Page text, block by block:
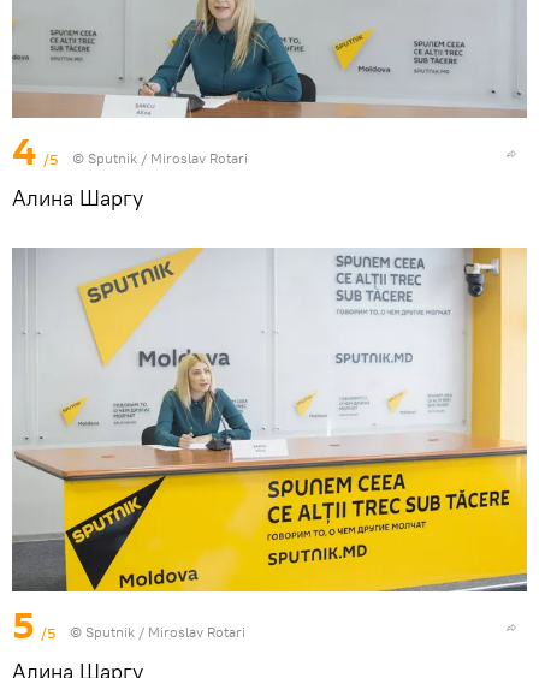
4 /5 © Sputnik / Miroslav Rotari
Алина Шаргу
5 /5 © Sputnik / Miroslav Rotari
Алина Шаргу